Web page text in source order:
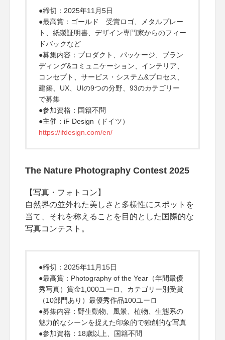
●締切：2025年11月5日
●最高賞：ゴールド 受賞ロゴ、メタルプレー
ト、紙製証明書、デザイン専門家からのフィー
ドバックなど
●募集内容：プロダクト、パッケージ、ブラン
ディング&コミュニケーション、インテリア、
コンセプト、サービス・システム&プロセス、
建築、UX、UIの9つの分野、93のカテゴリー
で募集
●参加資格：国籍不問
●主催：iF Design（ドイツ）
https://ifdesign.com/en/
The Nature Photography Contest 2025
【写真・フォトコン】
自然界の並外れた美しさと多様性にスポットを
当て、それを称えることを目的とした国際的な
写真コンテスト。
●締切：2025年11月15日
●最高賞：Photography of the Year（年間最優
秀写真）賞金1,000ユーロ、カテゴリー別受賞
（10部門あり）最優秀作品100ユーロ
●募集内容：野生動物、風景、植物、生態系の
魅力的なシーンを捉えた印象的で独創的な写真
●参加資格：18歳以上、国籍不問